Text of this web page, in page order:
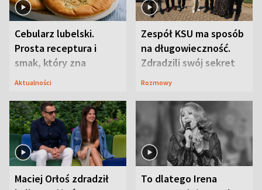
Cebularz lubelski.
Prosta receptura i
smak, który zna
Lubelszczyzna
Aktualności
Zespół KSU ma sposób
na długowieczność.
Zdradzili swój sekret
Rozmowy
Maciej Orłoś zdradził
To dlatego Irena